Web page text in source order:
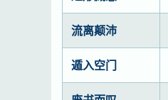
流离颠沛
遁入空门